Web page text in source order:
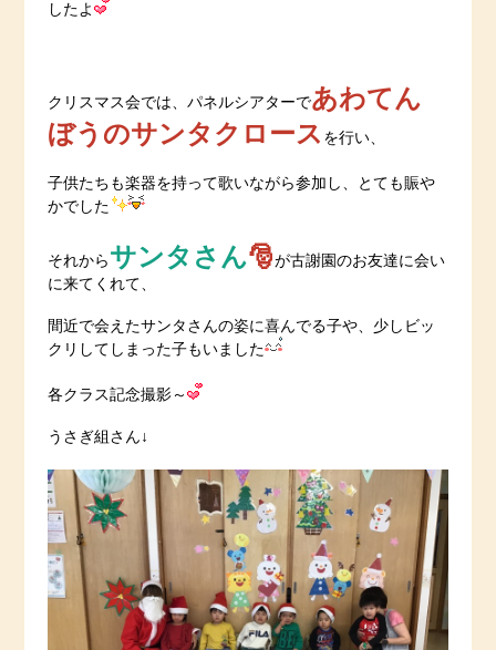
したよ
クリスマス会では、パネルシアターであわてん
ぼうのサンタクロース を行い、
子供たちも楽器を持って歌いながら参加し、とても賑や
かでした
それから サンタさん🎅が古謝園のお友達に会い
に来てくれて、
間近で会えたサンタさんの姿に喜んでる子や、少しビッ
クリしてしまった子もいました
各クラス記念撮影～
うさぎ組さん↓